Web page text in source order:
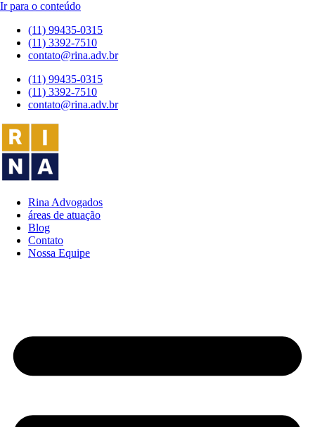
Ir para o conteúdo
(11) 99435-0315
(11) 3392-7510
contato@rina.adv.br
(11) 99435-0315
(11) 3392-7510
contato@rina.adv.br
Rina Advogados
áreas de atuação
Blog
Contato
Nossa Equipe